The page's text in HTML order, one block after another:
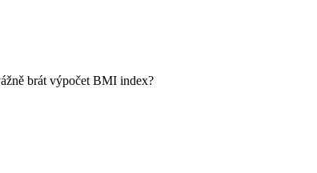
brát výpočet BMI index?